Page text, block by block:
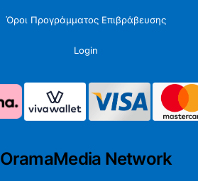
Όροι Προγράμματος Επιβράβευσης
Login
OramaMedia Network